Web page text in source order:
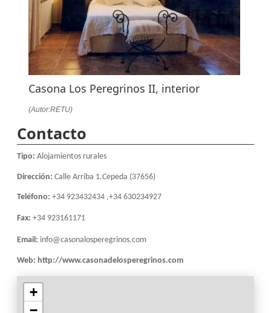
Casona Los Peregrinos II, interior
(Autor:RETU)
Contacto
Tipo:Alojamientos rurales
Dirección:Calle Arriba 1.Cepeda (37656)
Teléfono:+34 923432434 ,+34 630234927
Fax:+34 923161171
Email: info@casonalosperegrinos.com
Web: http://www.casonadelosperegrinos.com
+